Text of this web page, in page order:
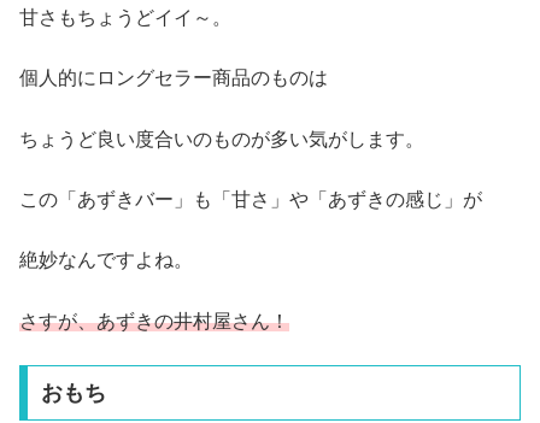
甘さもちょうどイイ～。
個人的にロングセラー商品のものは
ちょうど良い度合いのものが多い気がします。
この「あずきバー」も「甘さ」や「あずきの感じ」が
絶妙なんですよね。
さすが、あずきの井村屋さん！
おもち